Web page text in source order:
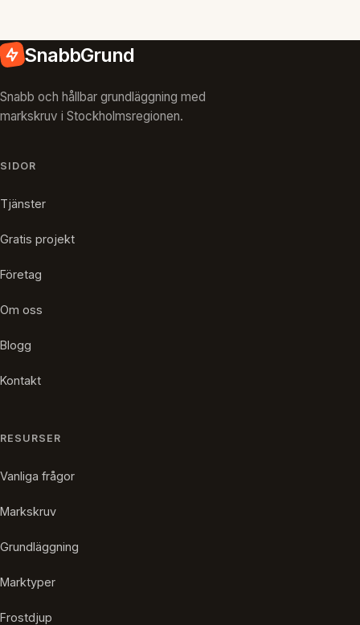
SnabbGrund
Snabb och hållbar grundläggning med
markskruv i Stockholmsregionen.
SIDOR
Tjänster
Gratis projekt
Företag
Om oss
Blogg
Kontakt
RESURSER
Vanliga frågor
Markskruv
Grundläggning
Marktyper
Frostdjup